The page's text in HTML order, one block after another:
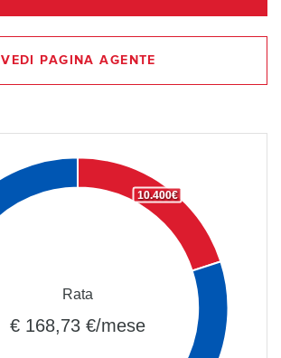
VEDI PAGINA AGENTE
10.400€
Rata
€ 168,73 €/mese